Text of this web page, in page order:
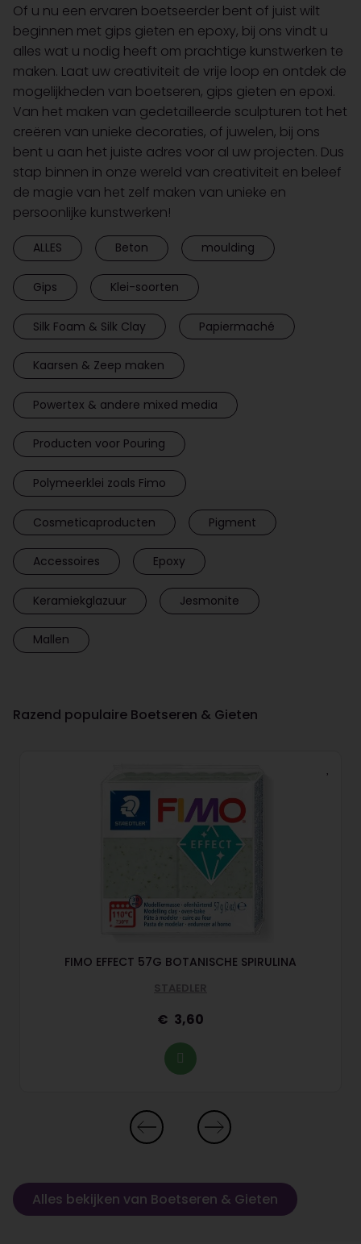
Of u nu een ervaren boetseerder bent of juist wilt
beginnen met gips gieten en epoxy, bij ons vindt u
alles wat u nodig heeft om prachtige kunstwerken te
maken. Laat uw creativiteit de vrije loop en ontdek de
mogelijkheden van boetseren, gips gieten en epoxi.
Van het maken van gedetailleerde sculpturen tot het
creëren van unieke decoraties, of juwelen, bij ons
bent u aan het juiste adres voor al uw projecten. Dus
stap binnen in onze wereld van creativiteit en beleef
de magie van het zelf maken van unieke en
persoonlijke kunstwerken!
ALLES Beton moulding
Gips Klei-soorten
Silk Foam & Silk Clay Papiermaché
Kaarsen & Zeep maken
Powertex & andere mixed media
Producten voor Pouring
Polymeerklei zoals Fimo
Cosmeticaproducten Pigment
Accessoires Epoxy
Keramiekglazuur Jesmonite
Mallen
Razend populaire Boetseren & Gieten
FIMO EFFECT 57G BOTANISCHE SPIRULINA
STAEDLER
3,60
Alles bekijken van Boetseren & Gieten